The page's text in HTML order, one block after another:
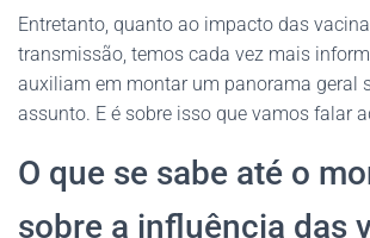
Entretanto, quanto ao impacto das
transmissão, temos cada vez mais
auxiliam em montar um panorama geral
assunto. E é sobre isso que vamos falar
O que se sabe até o
sobre a influência das